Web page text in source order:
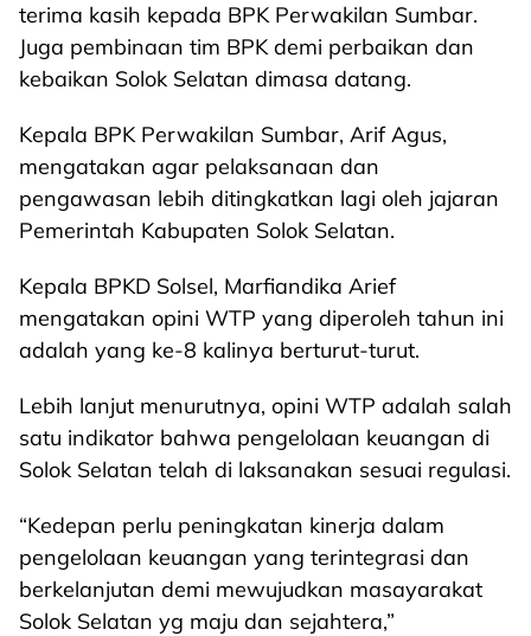
terima kasih kepada BPK Perwakilan Sumbar.
Juga pembinaan tim BPK demi perbaikan dan
kebaikan Solok Selatan dimasa datang.
Kepala BPK Perwakilan Sumbar, Arif Agus,
mengatakan agar pelaksanaan dan
pengawasan lebih ditingkatkan lagi oleh jajaran
Pemerintah Kabupaten Solok Selatan.
Kepala BPKD Solsel, Marfiandika Arief
mengatakan opini WTP yang diperoleh tahun ini
adalah yang ke-8 kalinya berturut-turut.
Lebih lanjut menurutnya, opini WTP adalah salah
satu indikator bahwa pengelolaan keuangan di
Solok Selatan telah di laksanakan sesuai regulasi.
“Kedepan perlu peningkatan kinerja dalam
pengelolaan keuangan yang terintegrasi dan
berkelanjutan demi mewujudkan masayarakat
Solok Selatan yg maju dan sejahtera,”